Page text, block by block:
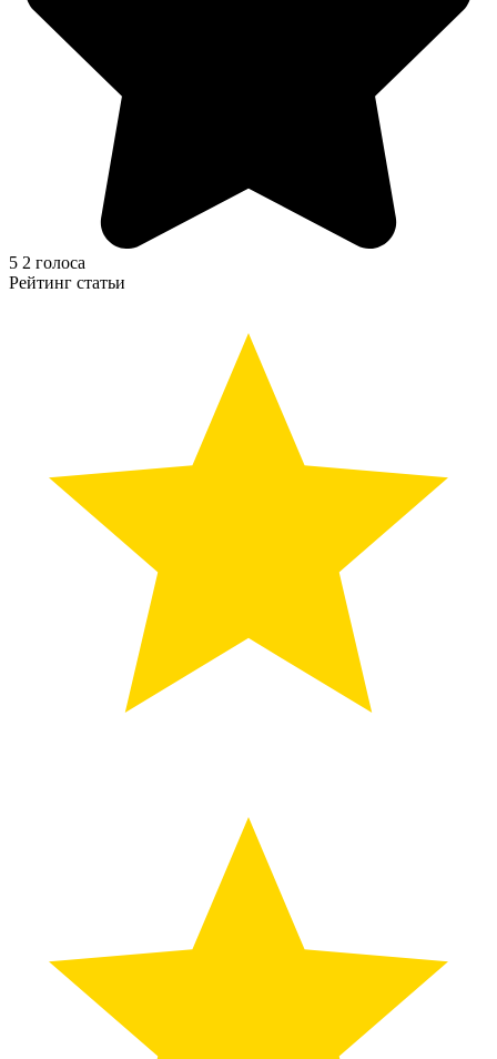
5 2 голоса
Рейтинг статьи